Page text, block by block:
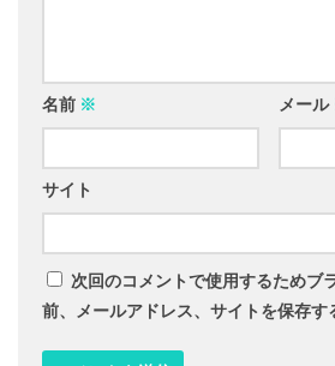
名前 ※ メール
サイト
次回のコメントで使用するためブ
前、メールアドレス、サイトを保存す